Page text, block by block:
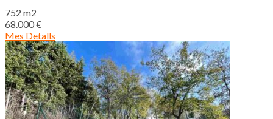
752 m2
68.000 €
Mes Detalls